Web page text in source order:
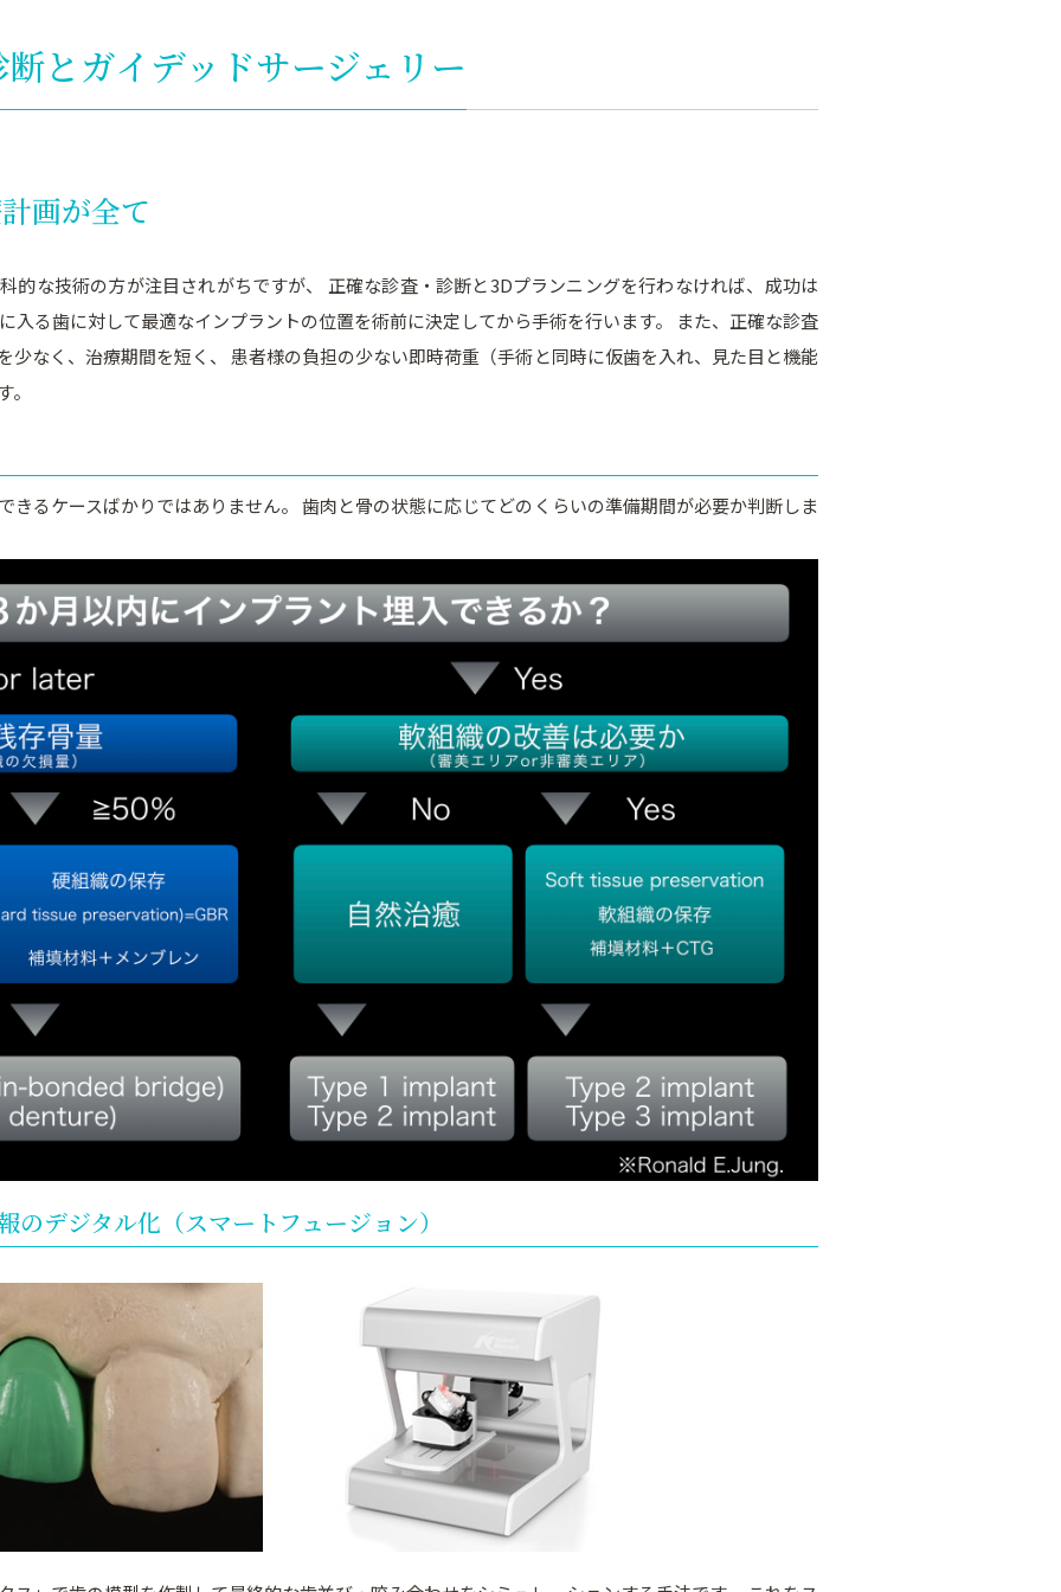
とガイデッドサージェリー
画が全て
的な技術の方が注目されがちですが、 正確な診査・診断と3Dプランニングを行わなければ、成功は
入る歯に対して最適なインプラントの位置を術前に決定してから手術を行います。 また、正確な診査
少なく、治療期間を短く、 患者様の負担の少ない即時荷重（手術と同時に仮歯を入れ、見た目と機能
きるケースばかりではありません。 歯肉と骨の状態に応じてどのくらいの準備期間が必要か判断しま
のデジタル化（スマートフュージョン）